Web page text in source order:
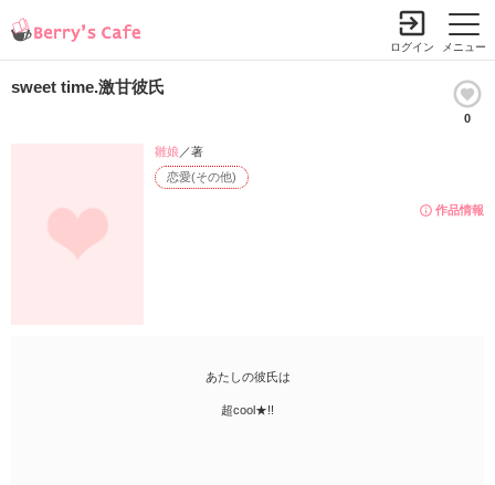
メニュー
ログイン
sweet time.激甘彼氏
0
作品情報
恋愛(その他)
雛娘 ／著
あたしの彼氏は
超cool★!!